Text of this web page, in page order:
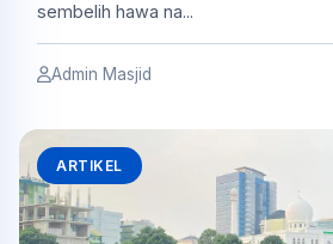
sembelih hawa na...
Admin Masjid
ARTIKEL